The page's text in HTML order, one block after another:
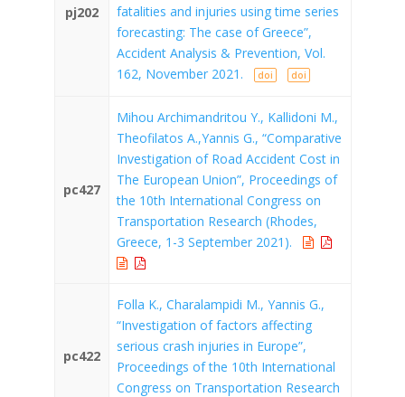
pj202
fatalities and injuries using time series
forecasting: The case of Greece”,
Accident Analysis & Prevention, Vol.
162, November 2021.
doi doi
pc427
Mihou Archimandritou Y., Kallidoni M.,
Theofilatos A.,Yannis G., “Comparative
Investigation of Road Accident Cost in
The European Union”, Proceedings of
the 10th International Congress on
Transportation Research (Rhodes,
Greece, 1-3 September 2021).
pc422
Folla K., Charalampidi M., Yannis G.,
“Investigation of factors affecting
serious crash injuries in Europe”,
Proceedings of the 10th International
Congress on Transportation Research